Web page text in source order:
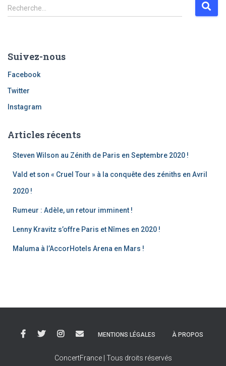
R
e
r
c
e
r
Recherche…
Suivez-nous
Facebook
Twitter
Instagram
Articles récents
Steven Wilson au Zénith de Paris en Septembre 2020 !
Vald et son « Cruel Tour » à la conquête des zéniths en Avril
2020 !
Rumeur : Adèle, un retour imminent !
Lenny Kravitz s’offre Paris et Nîmes en 2020 !
Maluma à l’AccorHotels Arena en Mars !
MENTIONS LÉGALES À PROPOS
ConcertFrance | Tous droits réservés